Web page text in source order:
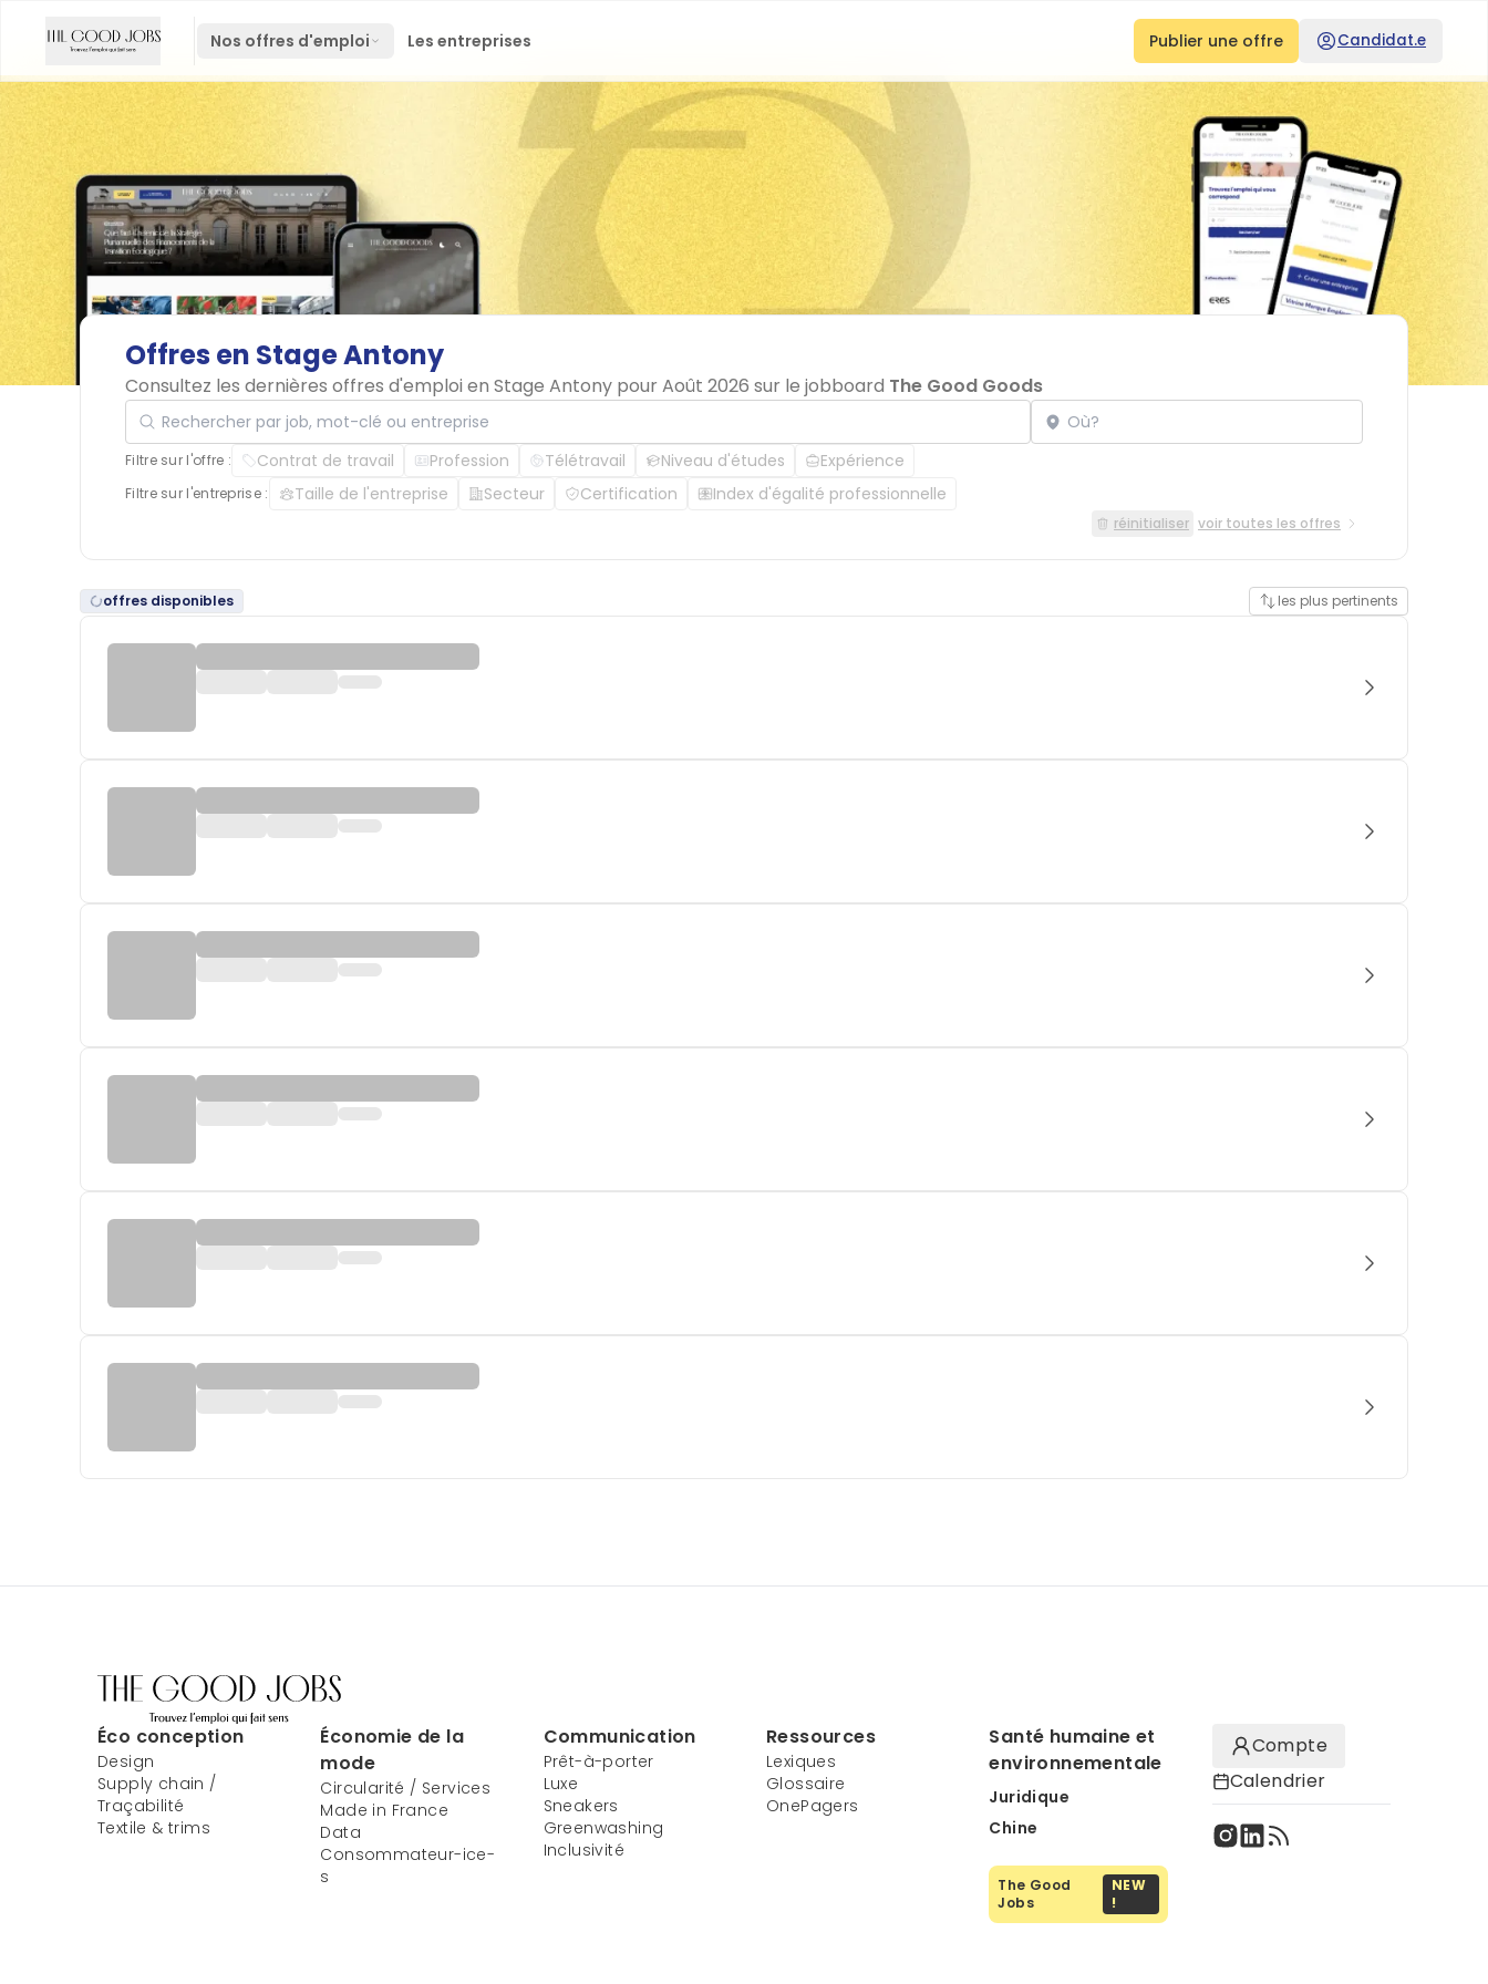
Nos offres d'emploi Les entreprises Publier une offre Candidat.e
Offres en StageAntony
Consultez les dernières offres d'emploi en Stage Antony pour Août 2026 sur le jobboard The Good Goods
Rechercher par job, mot-clé ou entreprise Localisation
Filtre sur l'offre : Contrat de travail Profession Télétravail Niveau d'études Expérience
Filtre sur l'entreprise : Taille de l'entreprise Secteur Certification Index d'égalité professionnelle
réinitialiser voir toutes les offres
offres disponibles les plus pertinents
Éco conception
Design
Supply chain /
Traçabilité
Textile & trims
Économie de la
mode
Circularité / Services
Made in France
Data
Consommateur-ice-
s
Communication
Prêt-à-porter
Luxe
Sneakers
Greenwashing
Inclusivité
Ressources
Lexiques
Glossaire
OnePagers
Santé humaine et
environnementale
Juridique
Chine
The Good
Jobs
NEW
!
Compte
Calendrier